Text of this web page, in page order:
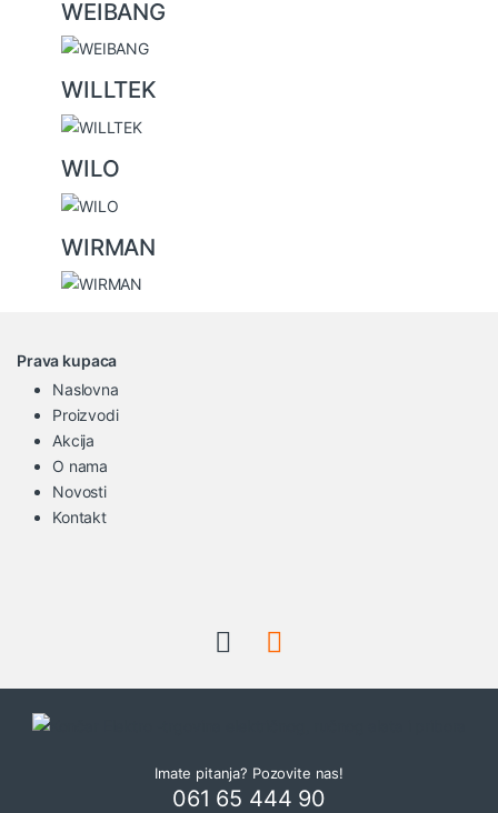
WEIBANG
WILLTEK
WILO
WIRMAN
Prava kupaca
Naslovna
Proizvodi
Akcija
O nama
Novosti
Kontakt
Imate pitanja? Pozovite nas!
061 65 444 90